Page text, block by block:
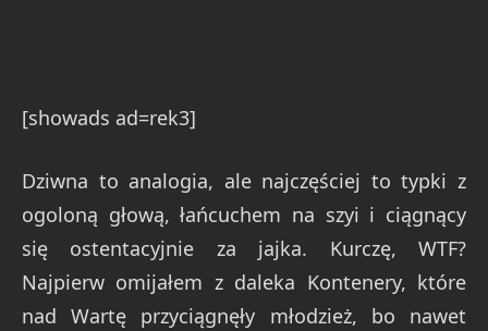
[showads ad=rek3]
Dziwna to analogia, ale najczęściej to typki z
ogoloną głową, łańcuchem na szyi i ciągnący
się ostentacyjnie za jajka. Kurczę, WTF?
Najpierw omijałem z daleka Kontenery, które
nad Wartę przyciągnęły młodzież, bo nawet